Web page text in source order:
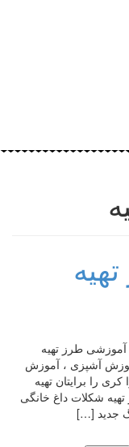
آموزشی طرز تهیه
آشپزی ، آموزش
را برایتان تهیه
تهیه شکلات داغ خانگی
جدید […]